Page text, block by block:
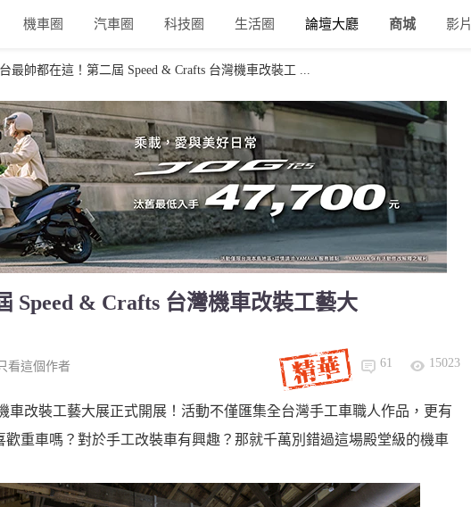
機車圈 汽車圈 科技圈 生活圈 論壇大廳 商城 影片
最帥都在這！第二屆 Speed & Crafts 台灣機車改裝工 ...
Speed & Crafts 台灣機車改裝工藝大
看這個作者 61 15023
車改裝工藝大展正式開展！活動不僅匯集全台灣手工車職人作品，更有
重車嗎？對於手工改裝車有興趣？那就千萬別錯過這場殿堂級的機車